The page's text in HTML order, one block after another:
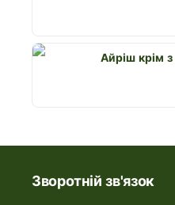
Айріш крім
Зворотній зв'язок